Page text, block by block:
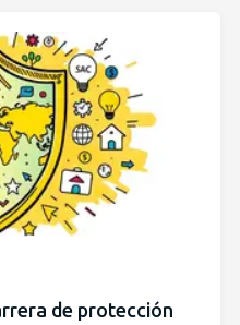
de protección